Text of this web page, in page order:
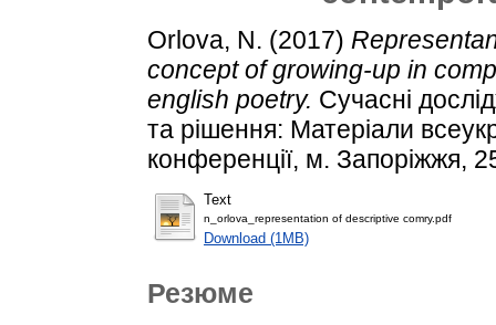
Orlova, N. (2017)
concept of growing-up in
english poetry. Сучасні
та рішення: Матеріали
конференції, м. Запоріжжя,
Text
n_orlova_representation of descriptive comry.pdf
Download (1MB)
Резюме